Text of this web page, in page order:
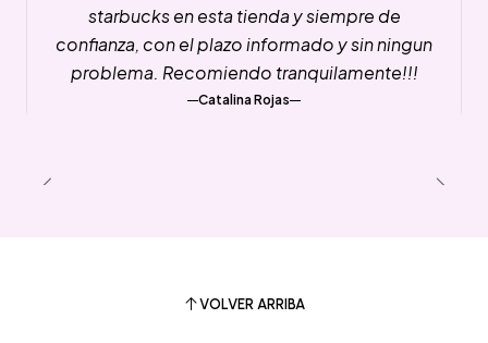
starbucks en esta tienda y siempre de
confianza, con el plazo informado y sin ningun
problema. Recomiendo tranquilamente!!!
Catalina Rojas
VOLVER ARRIBA